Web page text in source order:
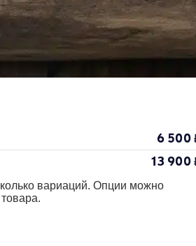
6 500
13 900
вариаций. Опции можно